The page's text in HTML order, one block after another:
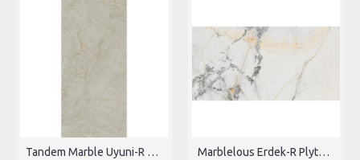
Tandem Marble Uyuni-R Plytelės Marblelous Erdek-R Plytelės